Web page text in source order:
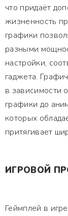
что придаёт
жизненность
графики
разными
настройки,
гаджета.
в зависимости
графики до
которых
притягивает
ИГРОВОЙ
Геймплей в